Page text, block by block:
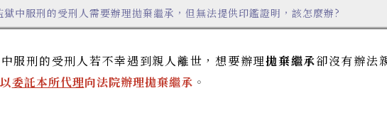
獄中服刑的受刑人需要辦理拋棄繼承，但無法提供印鑑證明，該怎麼辦?
服刑的受刑人若不幸遇到親人離世，想要辦理拋棄繼承卻沒有辦法
委託本所代理向法院辦理拋棄繼承 。